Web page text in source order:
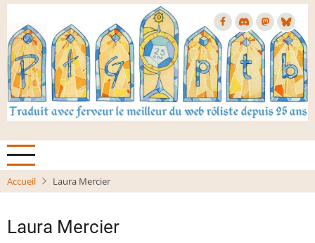
Aller
contenu
principal
Accueil Laura Mercier
Laura Mercier